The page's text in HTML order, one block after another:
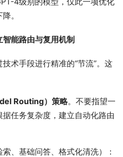
。
能路由与复用机制
术手段进行精准的“节流”。这
Routing）策略。不要指望一
任务复杂度，建立自动化路由
索、基础问答、格式化清洗）：